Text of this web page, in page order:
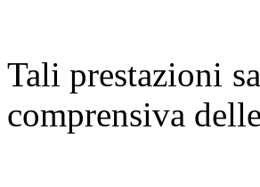
Tali prestazioni
comprensiva